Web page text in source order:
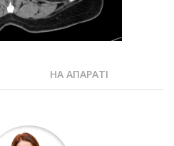
НА АПАРАТІ